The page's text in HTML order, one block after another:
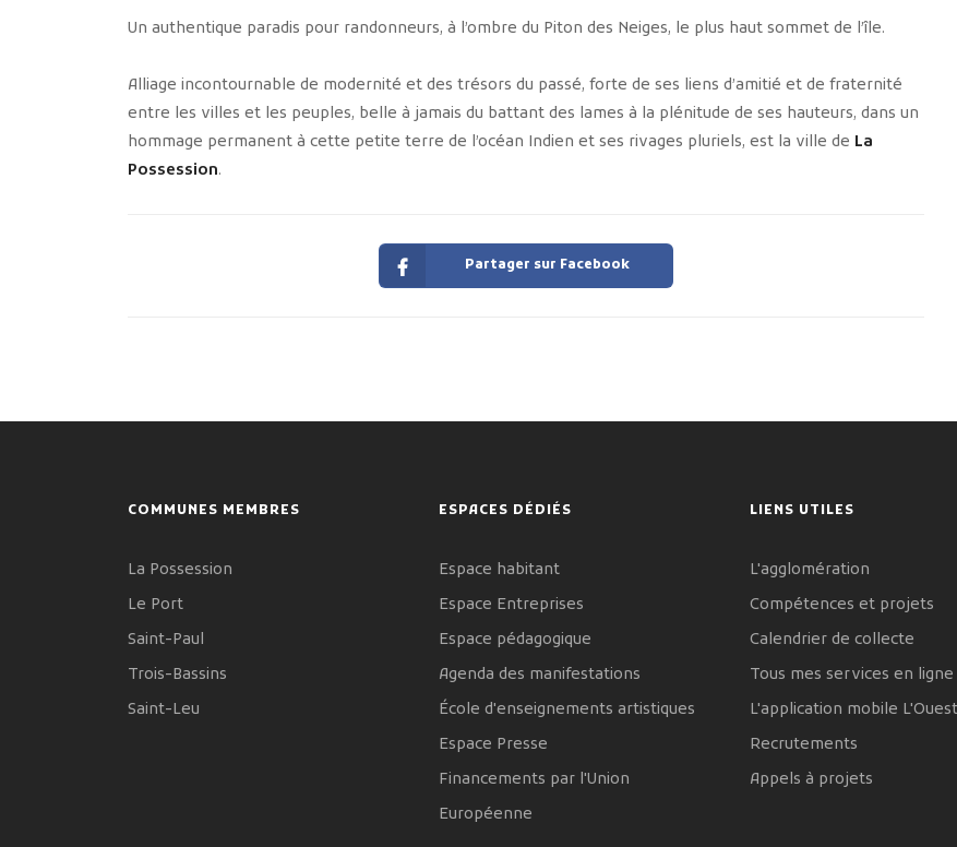
Un authentique paradis pour randonneurs, à l’ombre du Piton des Neiges, le plus haut sommet de l’île.
Alliage incontournable de modernité et des trésors du passé, forte de ses liens d’amitié et de fraternité
entre les villes et les peuples, belle à jamais du battant des lames à la plénitude de ses hauteurs, dans un
hommage permanent à cette petite terre de l’océan Indien et ses rivages pluriels, est la ville de La
Possession.
Partager sur Facebook
COMMUNES MEMBRES
La Possession
Le Port
Saint-Paul
Trois-Bassins
Saint-Leu
ESPACES DÉDIÉS
Espace habitant
Espace Entreprises
Espace pédagogique
Agenda des manifestations
École d'enseignements artistiques
Espace Presse
Financements par l'Union
Européenne
LIENS UTILES
L'agglomération
Compétences et projets
Calendrier de collecte
Tous mes services en ligne
L'application mobile
Recrutements
Appels à projets